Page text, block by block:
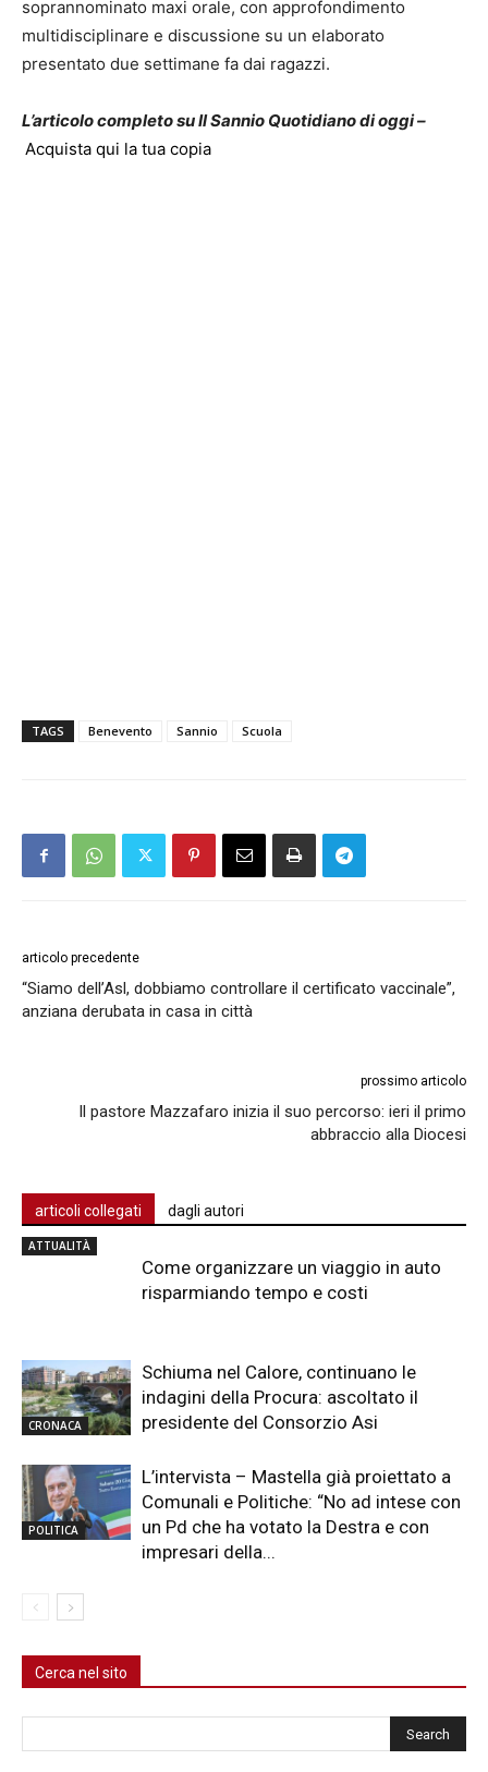
soprannominato maxi orale, con approfondimento
multidisciplinare e discussione su un elaborato
presentato due settimane fa dai ragazzi.
L’articolo completo su Il Sannio Quotidiano di oggi –
Acquista qui la tua copia
TAGS Benevento Sannio Scuola
articolo precedente
“Siamo dell’Asl, dobbiamo controllare il certificato vaccinale”,
anziana derubata in casa in città
prossimo articolo
Il pastore Mazzafaro inizia il suo percorso: ieri il primo
abbraccio alla Diocesi
articoli collegati dagli autori
ATTUALITÀ
Come organizzare un viaggio in auto
risparmiando tempo e costi
CRONACA
Schiuma nel Calore, continuano le
indagini della Procura: ascoltato il
presidente del Consorzio Asi
POLITICA
L’intervista – Mastella già proiettato a
Comunali e Politiche: “No ad intese con
un Pd che ha votato la Destra e con
impresari della...
Cerca nel sito